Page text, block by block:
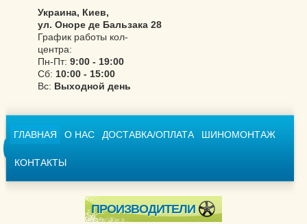
Украина, Киев,
ул. Оноре де Бальзака 28
График работы кол-
центра:
Пн-Пт: 9:00 - 19:00
Сб: 10:00 - 15:00
Вс: Выходной день
ГЛАВНАЯ О НАС ДОСТАВКА/ОПЛАТА ШИНОМОНТАЖ
КОНТАКТЫ
ПРОИЗВОДИТЕЛИ